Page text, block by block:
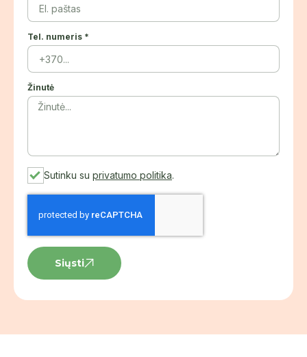
Tel. numeris *
Žinutė
Sutinku su privatumo politika.
Siųsti